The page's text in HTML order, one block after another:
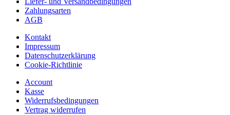
Zahlungsarten
AGB
Kontakt
Impressum
Datenschutzerklärung
Cookie-Richtlinie
Account
Kasse
Widerrufsbedingungen
Vertrag widerrufen